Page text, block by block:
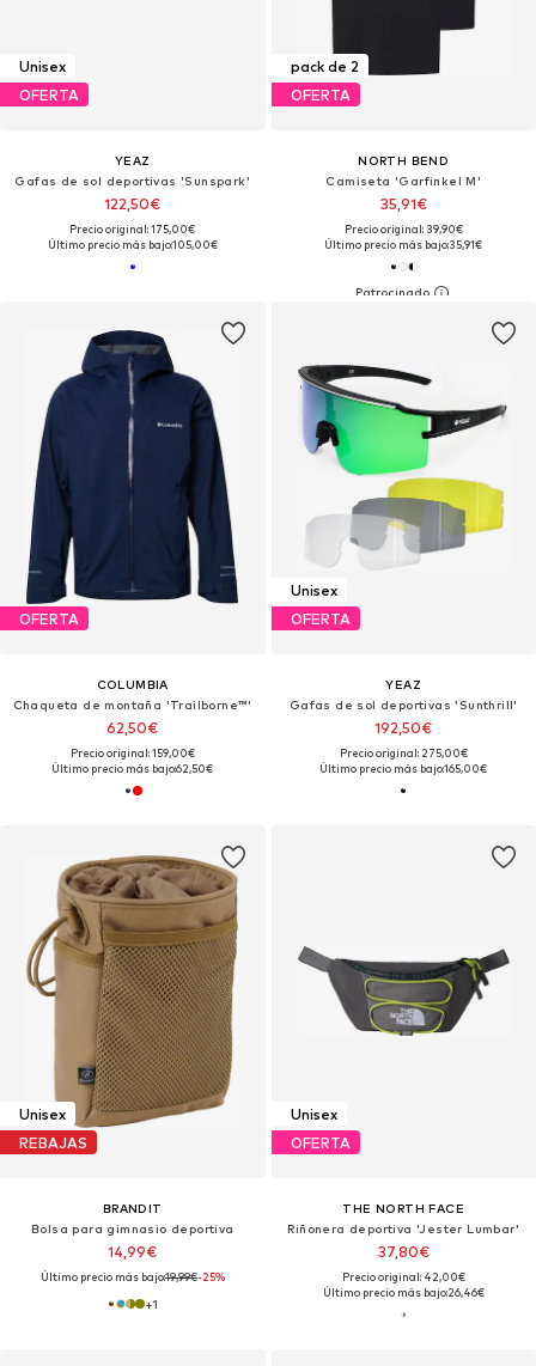
Unisex
OFERTA
YEAZ
Gafas de sol deportivas 'Sunspark'
122,50€
Precio original: 175,00€
Último precio más bajo:105,00€
pack de 2
OFERTA
NORTH BEND
Camiseta 'Garfinkel M'
35,91€
Precio original: 39,90€
Último precio más bajo:35,91€
OFERTA
COLUMBIA
Chaqueta de montaña 'Trailborne™'
62,50€
Precio original: 159,00€
Último precio más bajo:62,50€
Unisex
OFERTA
YEAZ
Gafas de sol deportivas 'Sunthrill'
192,50€
Precio original: 275,00€
Último precio más bajo:165,00€
Unisex
REBAJAS
BRANDIT
Bolsa para gimnasio deportiva
14,99€
Último precio más bajo:19,99€-25%
+1
Unisex
OFERTA
THE NORTH FACE
Riñonera deportiva 'Jester Lumbar'
37,80€
Precio original: 42,00€
Último precio más bajo:26,46€